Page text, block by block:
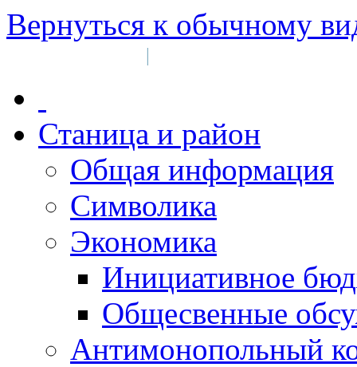
Вернуться к обычному
|
Станица и район
Общая информация
Символика
Экономика
Инициативное
Общесвенные
Антимонопольный